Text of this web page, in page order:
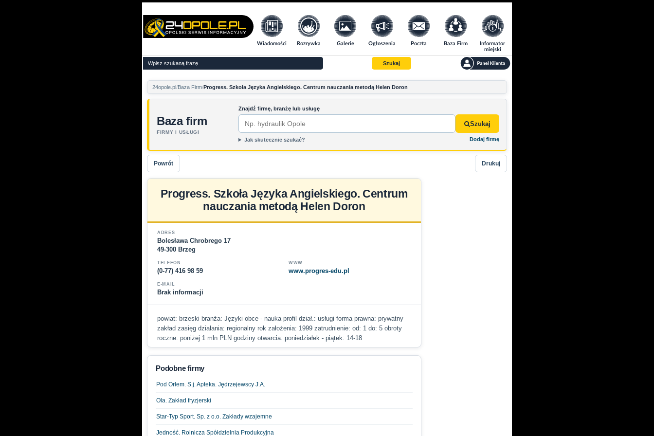
Wiadomości Rozrywka Galerie Ogłoszenia Poczta Baza Firm
Informator
miejski
Szukaj
24opole.pl Baza Firm Progress. Szkoła Języka Angielskiego. Centrum nauczania metodą Helen Doron
Baza firm
FIRMY I USŁUGI
Znajdź firmę, branżę lub usługę
Szukaj
Jak skutecznie szukać? Dodaj firmę
Powrót Drukuj
Progress. Szkoła Języka Angielskiego. Centrum
nauczania metodą Helen Doron
ADRES
Bolesława Chrobrego 17
49-300 Brzeg
TELEFON
(0-77) 416 98 59
WWW
www.progres-edu.pl
E-MAIL
Brak informacji
powiat: brzeski branża: Języki obce - nauka profil dział.: usługi forma prawna: prywatny
zakład zasięg działania: regionalny rok założenia: 1999 zatrudnienie: od: 1 do: 5 obroty
roczne: poniżej 1 mln PLN godziny otwarcia: poniedziałek - piątek: 14-18
Podobne firmy
Pod Orłem. S.j. Apteka. Jędrzejewscy J.A.
Ola. Zakład fryzjerski
Star-Typ Sport. Sp. z o.o. Zakłady wzajemne
Jedność. Rolnicza Spółdzielnia Produkcyjna